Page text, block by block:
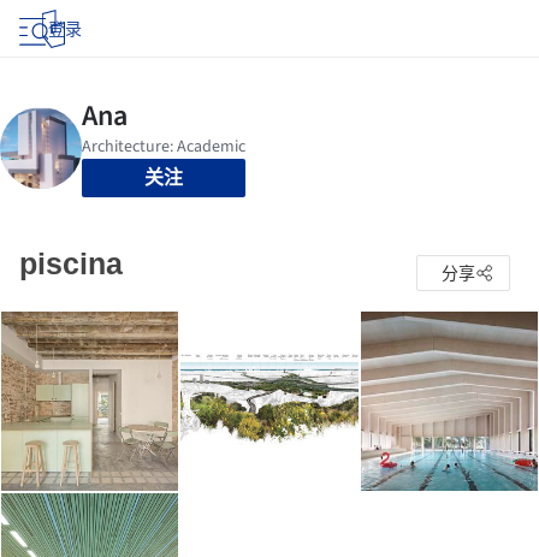
登录
关注
piscina 分享